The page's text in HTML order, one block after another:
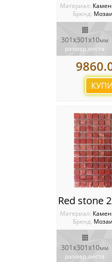
Материал:
Бренд:
301х301х10мм
размер листа
Материал:
Бренд:
301х301х10мм
размер листа